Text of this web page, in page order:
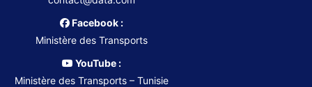
Facebook :
Ministère des Transports
YouTube :
Ministère des Transports – Tunisie